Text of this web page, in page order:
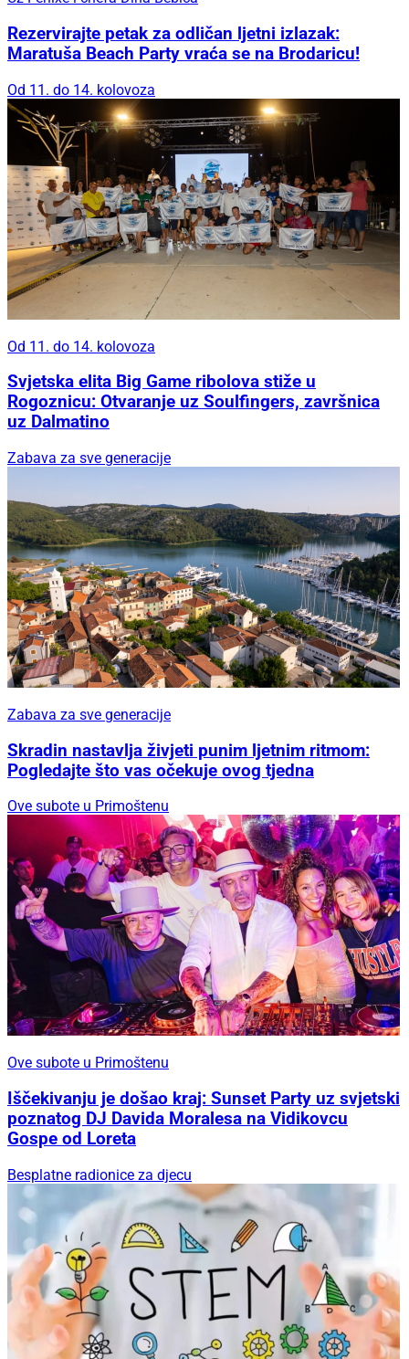
Rezervirajte petak za odličan ljetni izlazak:
Maratuša Beach Party vraća se na Brodaricu!
Od 11. do 14. kolovoza
Od 11. do 14. kolovoza
Svjetska elita Big Game ribolova stiže u
Rogoznicu: Otvaranje uz Soulfingers, završnica
uz Dalmatino
Zabava za sve generacije
Zabava za sve generacije
Skradin nastavlja živjeti punim ljetnim ritmom:
Pogledajte što vas očekuje ovog tjedna
Ove subote u Primoštenu
Ove subote u Primoštenu
Iščekivanju je došao kraj: Sunset Party uz svjetski
poznatog DJ Davida Moralesa na Vidikovcu
Gospe od Loreta
Besplatne radionice za djecu